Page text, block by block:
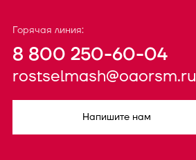
Горячая линия:
8 800 250-60-04
rostselmash@oaorsm.ru
Напишите нам